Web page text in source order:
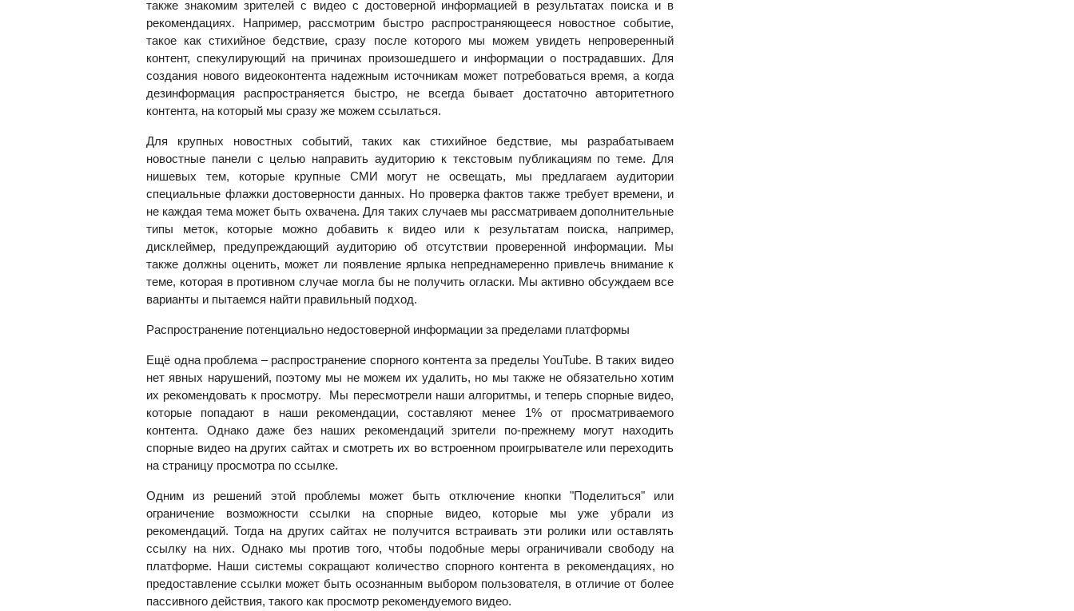
также знакомим зрителей с видео с достоверной информацией в результатах поиска и в
рекомендациях. Например, рассмотрим быстро распространяющееся новостное событие,
такое как стихийное бедствие, сразу после которого мы можем увидеть непроверенный
контент, спекулирующий на причинах произошедшего и информации о пострадавших. Для
создания нового видеоконтента надежным источникам может потребоваться время, а когда
дезинформация распространяется быстро, не всегда бывает достаточно авторитетного
контента, на который мы сразу же можем ссылаться.
Для крупных новостных событий, таких как стихийное бедствие, мы разрабатываем
новостные панели с целью направить аудиторию к текстовым публикациям по теме. Для
нишевых тем, которые крупные СМИ могут не освещать, мы предлагаем аудитории
специальные флажки достоверности данных. Но проверка фактов также требует времени, и
не каждая тема может быть охвачена. Для таких случаев мы рассматриваем дополнительные
типы меток, которые можно добавить к видео или к результатам поиска, например,
дисклеймер, предупреждающий аудиторию об отсутствии проверенной информации. Мы
также должны оценить, может ли появление ярлыка непреднамеренно привлечь внимание к
теме, которая в противном случае могла бы не получить огласки. Мы активно обсуждаем все
варианты и пытаемся найти правильный подход.
Распространение потенциально недостоверной информации за пределами платформы
Ещё одна проблема – распространение спорного контента за пределы YouTube. В таких видео
нет явных нарушений, поэтому мы не можем их удалить, но мы также не обязательно хотим
их рекомендовать к просмотру. Мы пересмотрели наши алгоритмы, и теперь спорные видео,
которые попадают в наши рекомендации, составляют менее 1% от просматриваемого
контента. Однако даже без наших рекомендаций зрители по-прежнему могут находить
спорные видео на других сайтах и смотреть их во встроенном проигрывателе или переходить
на страницу просмотра по ссылке.
Одним из решений этой проблемы может быть отключение кнопки "Поделиться" или
ограничение возможности ссылки на спорные видео, которые мы уже убрали из
рекомендаций. Тогда на других сайтах не получится встраивать эти ролики или оставлять
ссылку на них. Однако мы против того, чтобы подобные меры ограничивали свободу на
платформе. Наши системы сокращают количество спорного контента в рекомендациях, но
предоставление ссылки может быть осознанным выбором пользователя, в отличие от более
пассивного действия, такого как просмотр рекомендуемого видео.